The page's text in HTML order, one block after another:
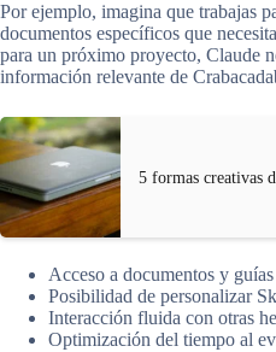
Por ejemplo, imagina que trabajas
documentos específicos que
para un próximo proyecto, Claude
información relevante de
5 formas creativas
Acceso a documentos y
Posibilidad de personalizar
Interacción fluida con otras
Optimización del tiempo al